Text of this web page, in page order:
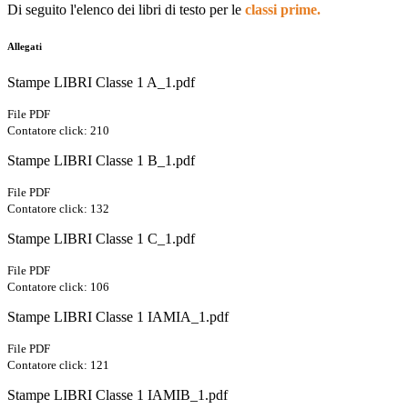
Di seguito l'elenco dei libri di testo per le classi prime.
Allegati
Stampe LIBRI Classe 1 A_1.pdf
File PDF
Contatore click: 210
Stampe LIBRI Classe 1 B_1.pdf
File PDF
Contatore click: 132
Stampe LIBRI Classe 1 C_1.pdf
File PDF
Contatore click: 106
Stampe LIBRI Classe 1 IAMIA_1.pdf
File PDF
Contatore click: 121
Stampe LIBRI Classe 1 IAMIB_1.pdf